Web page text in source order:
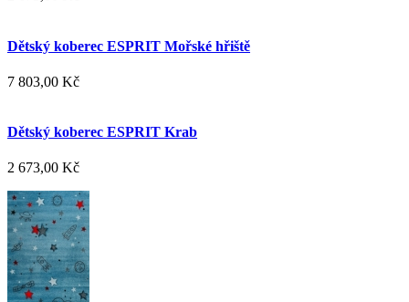
Dětský koberec ESPRIT Mořské hřiště
7 803,00 Kč
Dětský koberec ESPRIT Krab
2 673,00 Kč